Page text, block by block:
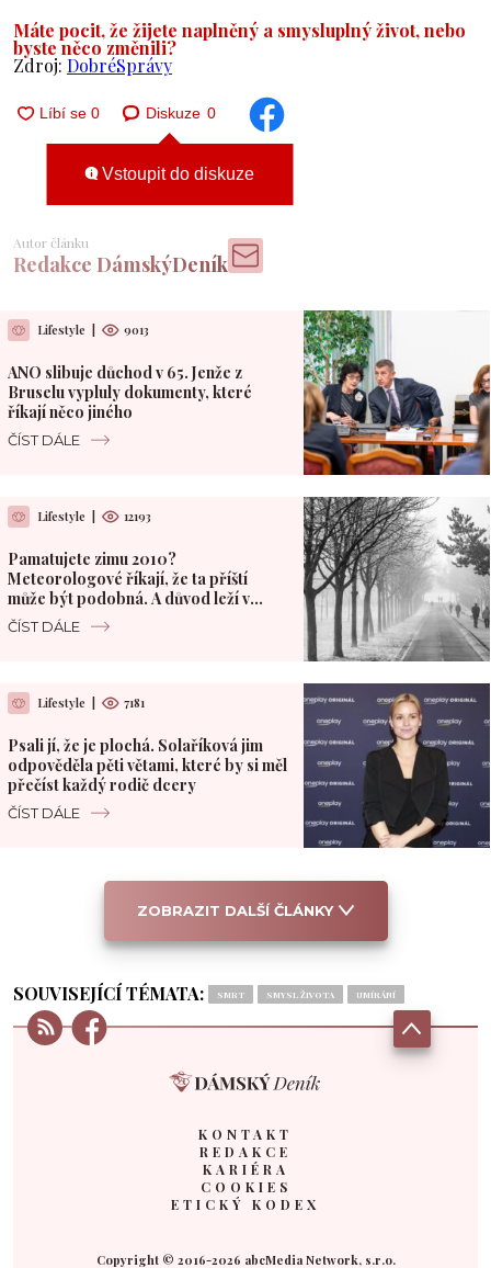
Máte pocit, že žijete naplněný a smysluplný život, nebo
byste něco změnili?
Zdroj: DobréSprávy
Diskuze 0
Vstoupit do diskuze
Autor článku
Redakce DámskýDeník
Lifestyle 9013
ANO slibuje důchod v 65. Jenže z
Bruselu vypluly dokumenty, které
říkají něco jiného
ČÍST DÁLE
Lifestyle 12193
Pamatujete zimu 2010?
Meteorologové říkají, že ta příští
může být podobná. A důvod leží v
Pacifiku
ČÍST DÁLE
Lifestyle 7181
Psali jí, že je plochá. Solaříková jim
odpověděla pěti větami, které by si měl
přečíst každý rodič dcery
ČÍST DÁLE
ZOBRAZIT DALŠÍ ČLÁNKY
SOUVISEJÍCÍ TÉMATA: SMRT SMYSL ŽIVOTA UMÍRÁNÍ
KONTAKT
REDAKCE
KARIÉRA
COOKIES
ETICKÝ KODEX
Copyright © 2016-2026 abcMedia Network, s.r.o.